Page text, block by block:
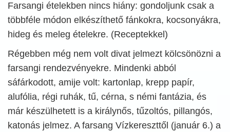
Farsangi ételekben nincs hiány: gondoljunk csak a
többféle módon elkészíthető fánkokra, kocsonyákra,
hideg és meleg ételekre. (Receptekkel)
Régebben még nem volt divat jelmezt kölcsönözni a
farsangi rendezvényekre. Mindenki abból
sáfárkodott, amije volt: kartonlap, krepp papír,
alufólia, régi ruhák, tű, cérna, s némi fantázia, és
már készülhetett is a királynős, tűzoltós, pillangós,
katonás jelmez. A farsang Vízkereszttől (január 6.) a